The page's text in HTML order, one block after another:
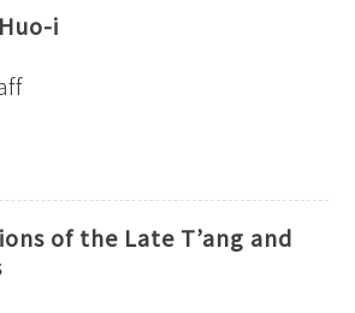
i
of the Late T’ang and